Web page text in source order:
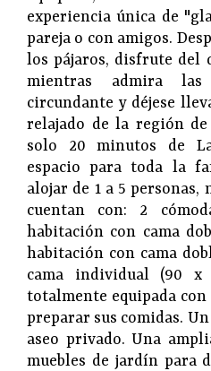
experiencia única de
pareja o con amigos.
los pájaros, disfrute del
mientras admira
circundante y déjese
relajado de la región de
solo 20 minutos de
espacio para toda la
alojar de 1 a 5
cuentan con: 2
habitación con cama
habitación con cama
cama individual (90 x
totalmente equipada
preparar sus comidas.
aseo privado. Una
muebles de jardín para